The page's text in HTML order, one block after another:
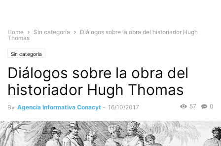
Home Sin categoría
Diálogos sobre la obra del historiador Hugh
Thomas
Sin categoría
Diálogos sobre la obra del
historiador Hugh Thomas
By Agencia Informativa Conacyt - 16/10/2017 0
57